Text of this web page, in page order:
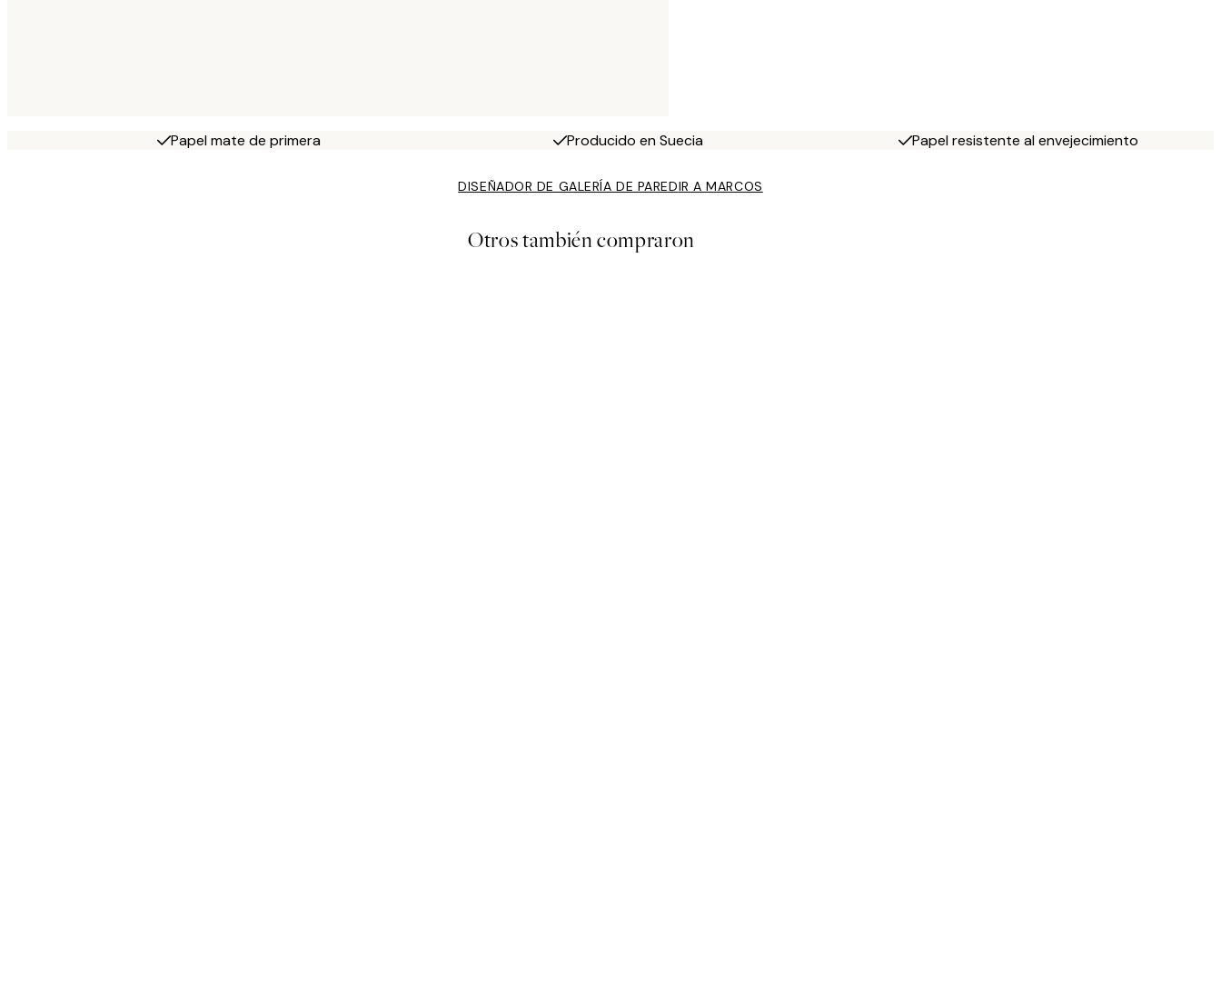
Papel mate de primera Producido en Suecia Papel resistente al envejecimiento
DISEÑADOR DE GALERÍA DE PAREDIR A MARCOS
Otros también compraron